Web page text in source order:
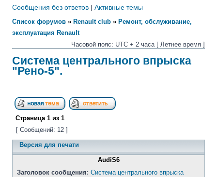
Сообщения без ответов | Активные темы
Список форумов » Renault club » Ремонт, обслуживание,
эксплуатация Renault
Часовой пояс: UTC + 2 часа [ Летнее время ]
Система центрального впрыска
"Рено-5".
Страница 1 из 1
[ Сообщений: 12 ]
Версия для печати
AudiS6
Заголовок сообщения: Система центрального впрыска